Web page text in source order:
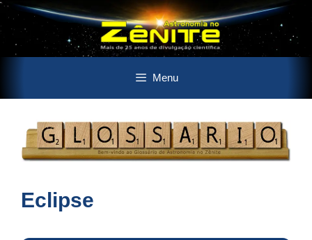
o
conteúdo
Menu
Eclipse